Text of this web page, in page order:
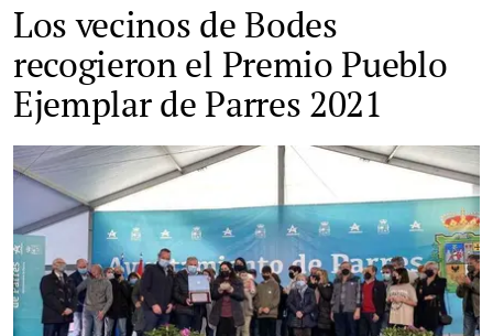
Los vecinos de Bodes
recogieron el Premio Pueblo
Ejemplar de Parres 2021